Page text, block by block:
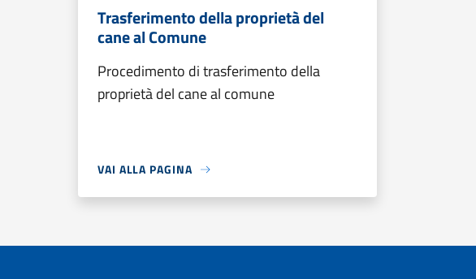
Trasferimento della proprietà del
cane al Comune
Procedimento di trasferimento della
proprietà del cane al comune
VAI ALLA PAGINA